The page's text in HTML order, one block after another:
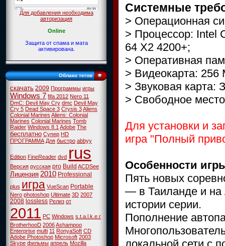
Для добавления необходима
авторизация
Online
Защита от спама и мата
активирована.
Облако тегов
скачать 2009 Программы игры
Windows 7 fifa 2012 Nero 11
DmC: Devil May Cry dmc Devil May
Cry 5 Dead Space 3 Crysis 3Aliens
Colonial MarinesAliens: Colonial
Marines Colonial Marines Tomb
Raider Windows 8.1Adobe The
бесплатно Супер HD
ПРОГРАММА Для быстро abbyy
Edition FineReader dvd rus
Версия русская pro BuildACDSee
Лицензия 2010 Professional
plus игра VueScan Portable
Nero photoshop Ultimate 3D 2007
2008 lossless Релиз от
2011 PC Windows s.t.a.l.k.e.r
BrotherhooD 2006Ashampoo
Enterprise multi 11 RonyaSoft CD
Adobe Photoshop Microsoft 2003
Skype фильмы апрель Mozilla
Системные
> Операционная
> Процессор: Intel
64 X2 4200+;
> Оперативная
> Видеокарта:
> Звуковая карта:
> Свободное
Для установки и
игра "Полный
Особенности
Пять новых
— в Таиланде и на
истории серии.
Пополнение